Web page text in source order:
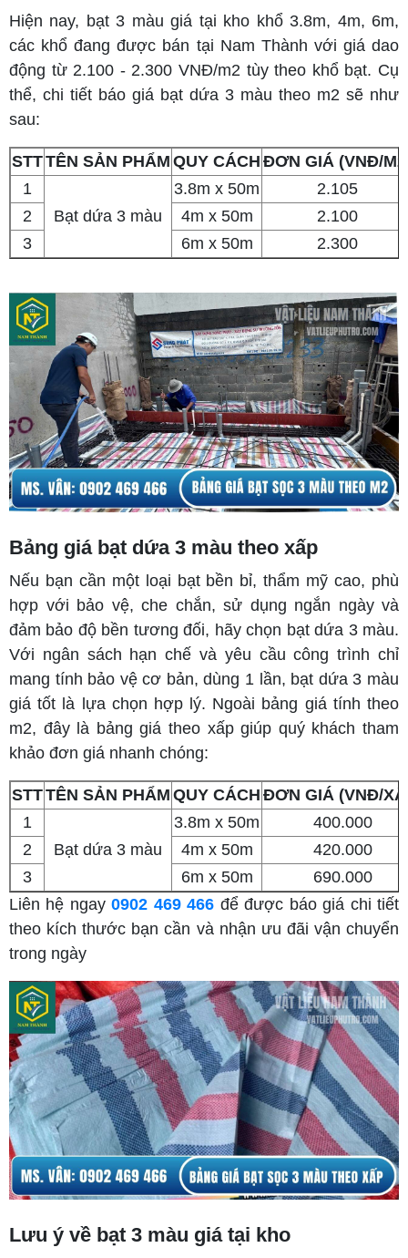
Hiện nay, bạt 3 màu giá tại kho khổ 3.8m, 4m, 6m,
các khổ đang được bán tại Nam Thành với giá dao
động từ 2.100 - 2.300 VNĐ/m2 tùy theo khổ bạt. Cụ
thể, chi tiết báo giá bạt dứa 3 màu theo m2 sẽ như
sau:
STTTÊN SẢN PHẨM QUY CÁCH ĐƠN GIÁ (VNĐ/
1
Bạt dứa 3 màu
3.8m x 50m
2.105
2
4m x 50m
2.100
3
6m x 50m 2.300
Bảng giá bạt dứa 3 màu theo xấp
Nếu bạn cần một loại bạt bền bỉ, thẩm mỹ cao, phù
hợp với bảo vệ, che chắn, sử dụng ngắn ngày và
đảm bảo độ bền tương đối, hãy chọn bạt dứa 3 màu.
Với ngân sách hạn chế và yêu cầu công trình chỉ
mang tính bảo vệ cơ bản, dùng 1 lần, bạt dứa 3 màu
giá tốt là lựa chọn hợp lý. Ngoài bảng giá tính theo
m2, đây là bảng giá theo xấp giúp quý khách tham
khảo đơn giá nhanh chóng:
STTTÊN SẢN PHẨM QUY CÁCH ĐƠN GIÁ (VNĐ/
1
Bạt dứa 3 màu
3.8m x 50m
400.000
2
4m x 50m
420.000
3
6m x 50m
690.000
Liên hệ ngay0902 469 466 để được báo giá chi tiết
theo kích thước bạn cần và nhận ưu đãi vận chuyển
trong ngày
Lưu ý về bạt 3 màu giá tại kho